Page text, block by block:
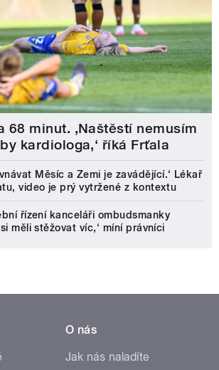
68 minut. ,Naštěstí nemusím
kardiologa,‘ říká Frťala
Měsíc a Zemi je zavádějící.‘ Lékař
video je prý vytržené z kontextu
řízení kanceláři ombudsmanky
měli stěžovat víc,‘ míní právníci
O nás
Jak nás naladíte